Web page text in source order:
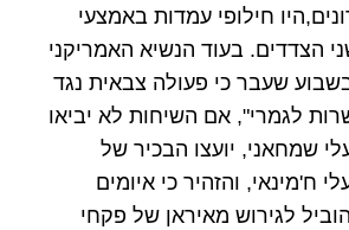
חילופי עמדות באמצעי
הצדדים. בעוד הנשיא האמריקני
שעבר כי פעולה צבאית נגד
לגמרי", אם השיחות לא יביאו
שמחאני, יועצו הבכיר של
ח'מינאי, והזהיר כי איומים
לגירוש מאיראן של פקחי